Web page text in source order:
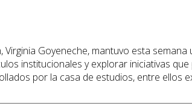
Goyeneche, mantuvo esta
institucionales y explorar iniciativas
por la casa de estudios, entre ellos